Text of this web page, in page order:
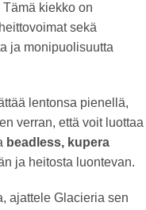
Tämä kiekko on
sekä
ja monipuolisuutta
lentonsa pienellä,
verran, että voit luottaa
beadless, kupera
ja heitosta luontevan.
ajattele Glacieria sen